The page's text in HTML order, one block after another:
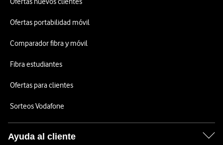
Ofertas portabilidad móvil
Comparador fibra y móvil
Fibra estudiantes
Ofertas para clientes
Sorteos Vodafone
Ayuda al cliente